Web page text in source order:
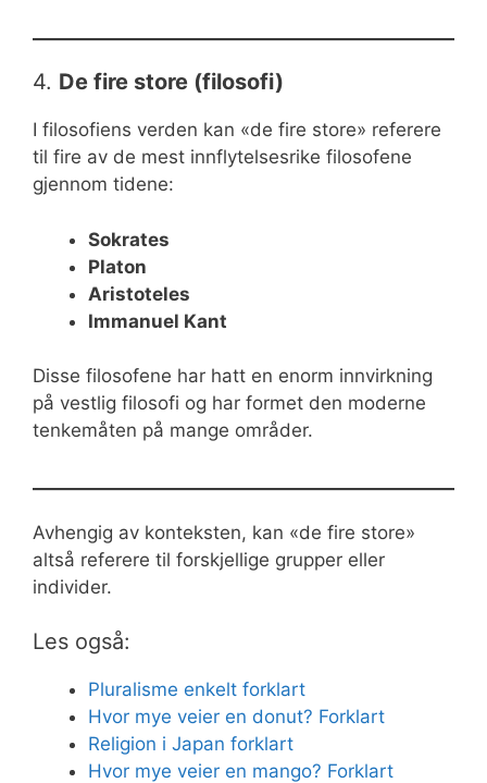
4. De fire store (filosofi)
I filosofiens verden kan «de fire store» referere
til fire av de mest innflytelsesrike filosofene
gjennom tidene:
Sokrates
Platon
Aristoteles
Immanuel Kant
Disse filosofene har hatt en enorm innvirkning
på vestlig filosofi og har formet den moderne
tenkemåten på mange områder.
Avhengig av konteksten, kan «de fire store»
altså referere til forskjellige grupper eller
individer.
Les også:
Pluralisme enkelt forklart
Hvor mye veier en donut? Forklart
Religion i Japan forklart
Hvor mye veier en mango? Forklart